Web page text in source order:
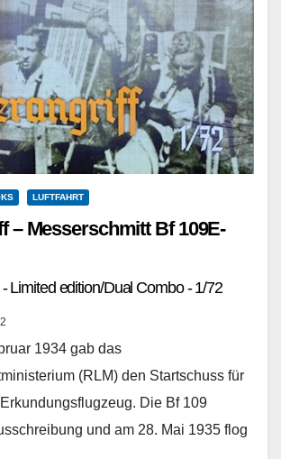
LUFTFAHRT
– Messerschmitt Bf 109E-
Limited edition/Dual Combo - 1/72
1934 gab das
(RLM) den Startschuss für
Die Bf 109
und am 28. Mai 1935 flog